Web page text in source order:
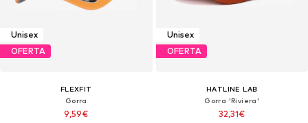
Unisex
OFERTA
FLEXFIT
Gorra
9,59€
Unisex
OFERTA
HATLINE LAB
Gorra 'Riviera'
32,31€